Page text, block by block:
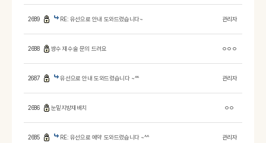
2689 RE: 유선으로 안내 도와드렸습니다~ 관리자
2688 쌍수 재수술 문의 드려요 ㅇㅇㅇ
2687 유선으로 안내 도와드렸습니다 ~^^ 관리자
2686 눈밑지방재배치 ㅇㅇ
2685 RE: 유선으로 예약 도와드렸습니다 ~^^ 관리자